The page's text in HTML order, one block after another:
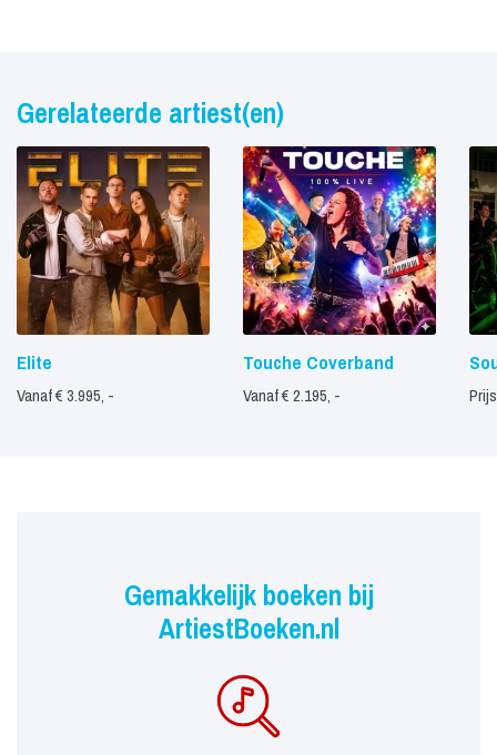
Gerelateerde artiest(en)
Elite
Vanaf € 3.995, -
Touche Coverband
Vanaf € 2.195, -
Gemakkelijk boeken bij
ArtiestBoeken.nl